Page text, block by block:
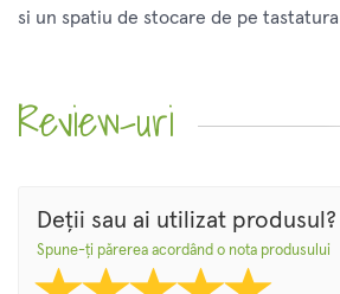
si un spatiu de stocare de pe tastatura
Cu bara sa de sunet care trage
sunetului mai buna.
Stilizati spatiul:
Review-uri
Deții sau ai utilizat produsul?
Spune-ți părerea acordând o nota produsului